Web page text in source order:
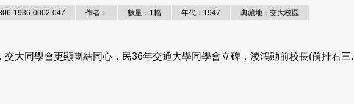
1936-0002-047 作者： 數量：1幅 年代：1947 典藏地：交大校區
交大同學會更顯團結同心，民36年交通大學同學會立碑，淩鴻勛前校長(前排右三